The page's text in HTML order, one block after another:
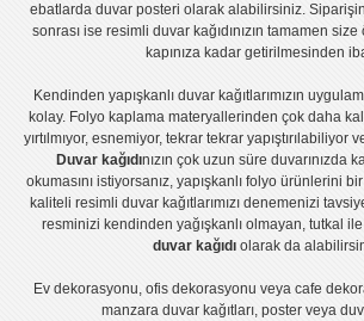
ebatlarda duvar posteri olarak alabilirsiniz.
sonrası iseresimli duvar kağıdınızın tamamen
kapınıza kadar getirilmesinden
Kendinden yapışkanlı duvar kağıtlarımızın
kolay. Folyo kaplama materyallerinden çok daha
yırtılmıyor, esnemiyor, tekrar tekrar
Duvar kağıdınızın çok uzun süre duvarınızda
okumasını istiyorsanız, yapışkanlı folyoürünlerini bir
kaliteli resimli duvar kağıtlarımızı denemenizi
resminizi kendinden yağışkanlı olmayan, tutkal
duvar kağıdıolarak da
Ev dekorasyonu,ofis dekorasyonu veyacafe
manzara duvar kağıtları, posterveya